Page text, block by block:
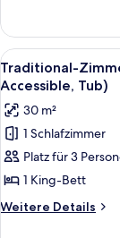
in
Shower)
anzeigen
Zimmer,
1 King-
Bett,
Stadtblick
Accessible,
Roll-
in
Shower)
Alle
Fotos
für
Traditional-
Zimmer,
1 King-
Bett
(Mobility/
3
Traditional-
Accessible, Tub)
30 m²
1 Schlafzimmer
Platz für 3
1 King-Bett
Weitere Details
Weitere